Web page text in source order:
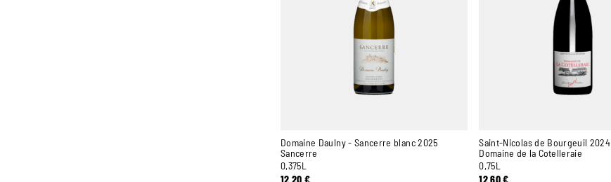
Domaine Daulny - Sancerre blanc 2025
Sancerre
0,375L
12,20€
Saint-Nicolas de Bourgeuil 2024
Domaine de la Cotelleraie
0,75L
12,60€